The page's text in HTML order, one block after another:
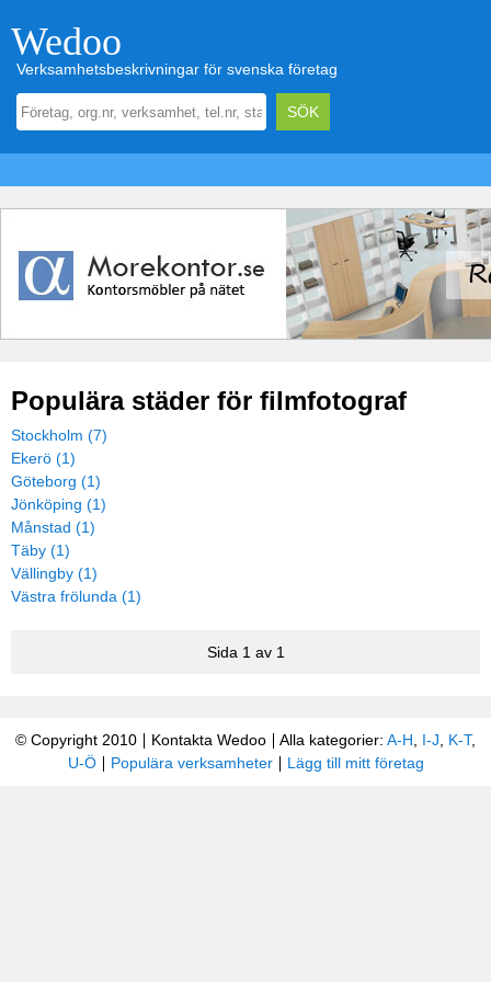
Wedoo
Verksamhetsbeskrivningar för svenska företag
Populära städer för filmfotograf
Stockholm (7)
Ekerö (1)
Göteborg (1)
Jönköping (1)
Månstad (1)
Täby (1)
Vällingby (1)
Västra frölunda (1)
Sida 1 av 1
© Copyright 2010 Kontakta Wedoo Alla kategorier: A-H I-J K-T,
U-Ö
Populära verksamheter Lägg till mitt företag